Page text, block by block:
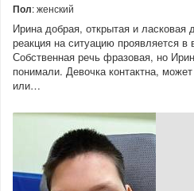
Пол: женский
Ирина добрая, открытая и ласковая
реакция на ситуацию проявляется в
Собственная речь фразовая, но
понимали. Девочка контактна,
или…